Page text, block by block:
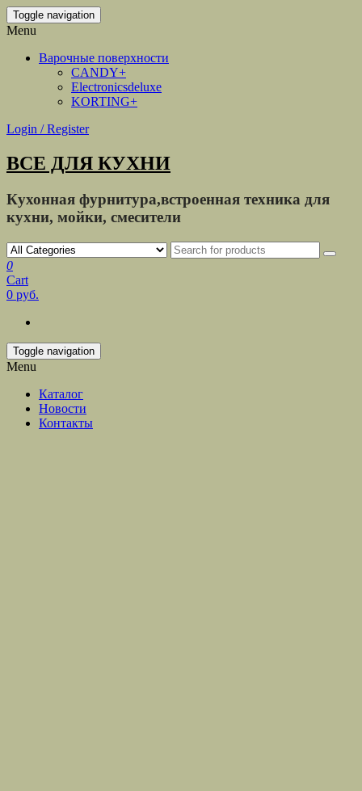
Toggle navigation
Menu
Варочные поверхности
CANDY+
Electronicsdeluxe
KORTING+
Login / Register
ВСЕ ДЛЯ КУХНИ
Кухонная фурнитура,встроенная техника для
кухни, мойки, смесители
0
Cart
0 руб.
Toggle navigation
Menu
Каталог
Новости
Контакты